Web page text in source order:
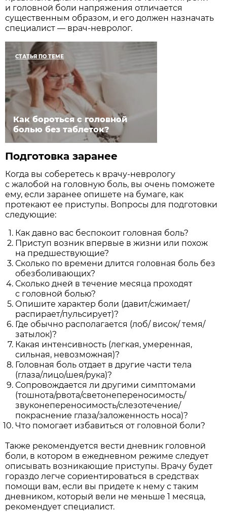
и головной боли напряжения отличается
существенным образом, и его должен назначать
специалист — врач-невролог.
СТАТЬЯ ПО ТЕМЕ
Как бороться с головной
болью без таблеток?
Подготовка заранее
Когда вы соберетесь к врачу-неврологу
с жалобой на головную боль, вы очень поможете
ему, если заранее опишете на бумаге, как
протекают ее приступы. Вопросы для подготовки
следующие:
Как давно вас беспокоит головная боль?
Приступ возник впервые в жизни или похож
на предшествующие?
Сколько по времени длится головная боль без
обезболивающих?
Сколько дней в течение месяца проходят
с головной болью?
Опишите характер боли (давит/сжимает/
распирает/пульсирует)?
Где обычно располагается (лоб/ висок/ темя/
затылок)?
Какая интенсивность (легкая, умеренная,
сильная, невозможная)?
Головная боль отдает в другие части тела
(глаза/лицо/шея/рука)?
Сопровождается ли другими симптомами
(тошнота/рвота/светонепереносимость/
звуконепереносимость/слезотечение/
покраснение глаза/заложенность носа)?
Что помогает избавиться от головной боли?
Также рекомендуется вести дневник головной
боли, в котором в ежедневном режиме следует
описывать возникающие приступы. Врачу будет
гораздо легче сориентироваться в средствах
помощи вам, если вы придете к нему с таким
дневником, который вели не меньше 1 месяца,
рекомендует специалист.